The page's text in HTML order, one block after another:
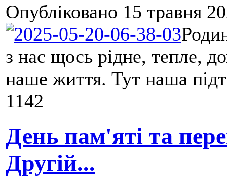
Опубліковано 15 травня
з нас щось рідне, тепле,
наше життя. Тут наша
1142
День пам'яті та
Другій...